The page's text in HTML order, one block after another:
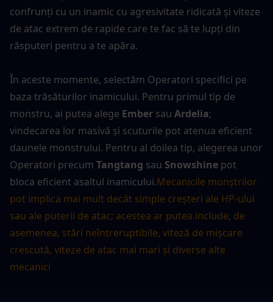
confrunți cu un inamic cu agresivitate ridicată și viteze
de atac extrem de rapide care te fac să te lupți din
răsputeri pentru a te apăra.
În aceste momente, selectăm Operatori specifici pe
baza trăsăturilor inamicului. Pentru primul tip de
monstru, ai putea alege Ember sau Ardelia;
vindecarea lor masivă și scuturile pot atenua eficient
daunele monstrului. Pentru al doilea tip, alegerea unor
Operatori precum Tangtang sau Snowshine pot
bloca eficient asaltul inamicului.Mecanicile monștrilor
pot implica mai mult decât simple creșteri ale HP-ului
sau ale puterii de atac; acestea ar putea include, de
asemenea, stări neîntreruptibile, viteză de mișcare
crescută, viteze de atac mai mari și diverse alte
mecanici